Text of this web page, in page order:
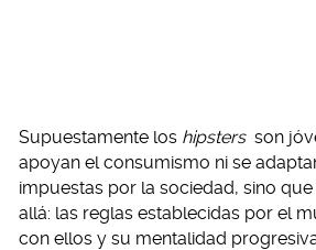
Supuestamente los hipsters son
apoyan el consumismo ni se
impuestas por la sociedad, sino
allá: las reglas establecidas por el
con ellos y su mentalidad